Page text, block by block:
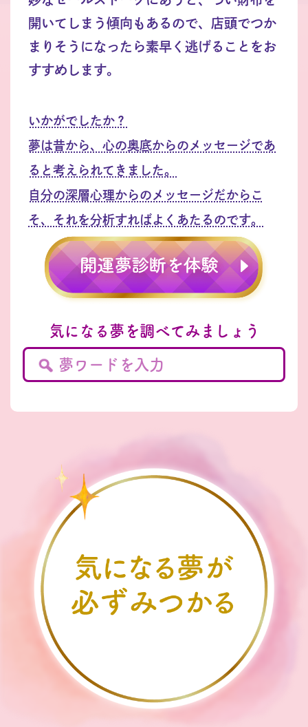
開いてしまう傾向もあるので、店頭でつか
まりそうになったら素早く逃げることをお
すすめします。
いかがでしたか？
夢は昔から、心の奥底からのメッセージであ
ると考えられてきました。
自分の深層心理からのメッセージだからこ
そ、それを分析すればよくあたるのです。
気になる夢を調べてみましょう